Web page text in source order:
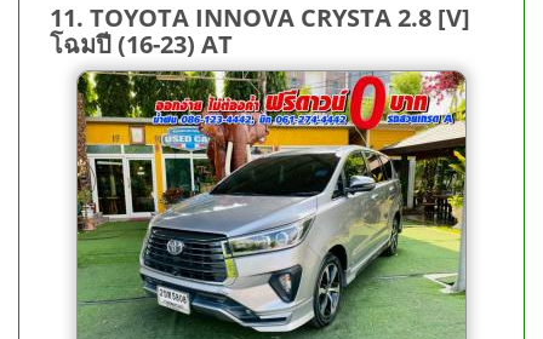
11. TOYOTA INNOVA CRYSTA 2.8 [V]
โฉมปี (16-23) AT